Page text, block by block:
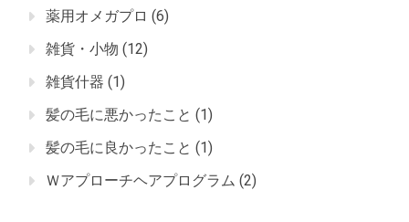
薬用オメガプロ (6)
雑貨・小物 (12)
雑貨什器 (1)
髪の毛に悪かったこと (1)
髪の毛に良かったこと (1)
Ｗアプローチヘアプログラム (2)